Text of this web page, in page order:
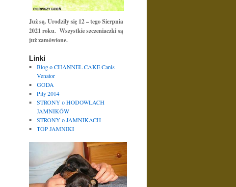
Już są. Urodziły się 12 – tego Sierpnia
2021 roku. Wszystkie szczeniaczki są
już zamówione.
Linki
Blog o CHANNEL CAKE Canis
Venator
GODA
Pity 2014
STRONY o HODOWLACH
JAMNIKÓW
STRONY o JAMNIKACH
TOP JAMNIKI